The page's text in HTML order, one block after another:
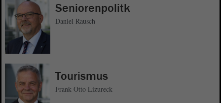
Seniorenpolitk
Daniel Rausch
Tourismus
Frank Otto Lizureck